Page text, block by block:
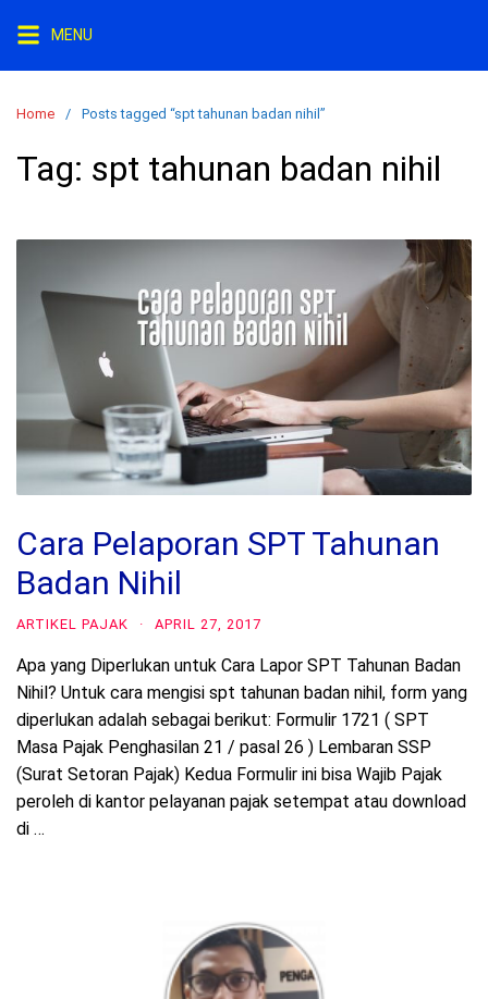
i
MENU
Home Posts tagged “spt tahunan badan nihil”
Tag: spt tahunan badan nihil
Cara Pelaporan SPT Tahunan
Badan Nihil
ARTIKEL PAJAK · APRIL 27, 2017
Apa yang Diperlukan untuk Cara Lapor SPT Tahunan Badan
Nihil? Untuk cara mengisi spt tahunan badan nihil, form yang
diperlukan adalah sebagai berikut: Formulir 1721 ( SPT
Masa Pajak Penghasilan 21 / pasal 26 ) Lembaran SSP
(Surat Setoran Pajak) Kedua Formulir ini bisa Wajib Pajak
peroleh di kantor pelayanan pajak setempat atau download
di …